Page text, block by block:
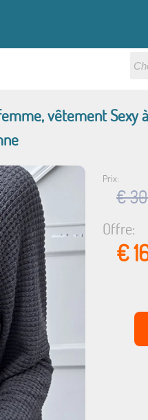
vêtement Sexy
Prix:
€
Offre:
€